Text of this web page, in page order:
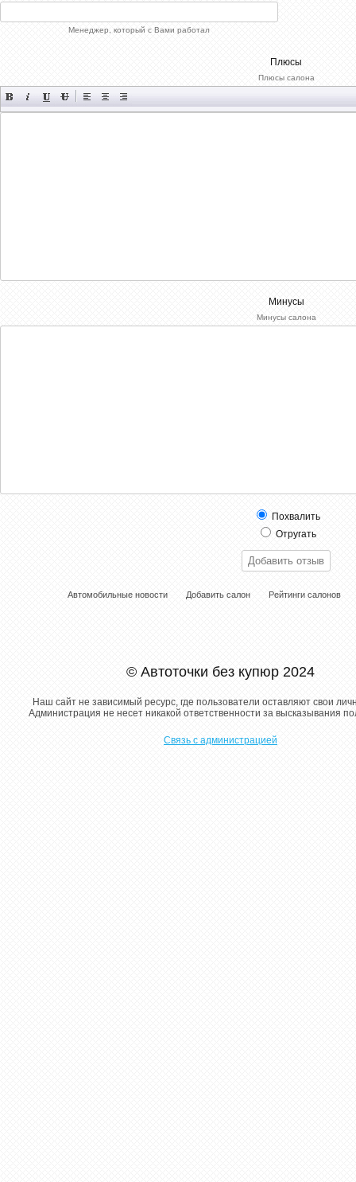
Менеджер, который с Вами работал
Плюсы
Плюсы салона
Минусы
Минусы салона
Похвалить
Отругать
Автомобильные новости Добавить салон Рейтинги салонов
© Автоточки без купюр 2024
Наш сайт не зависимый ресурс, где пользователи оставляют свои
Администрация не несет никакой ответственности за высказывания
Связь с администрацией